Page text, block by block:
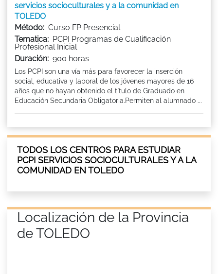
servicios socioculturales y a la comunidad en
TOLEDO
Método: Curso FP Presencial
Tematica: PCPI Programas de Cualificación
Profesional Inicial
Duración: 900 horas
Los PCPI son una vía más para favorecer la inserción
social, educativa y laboral de los jóvenes mayores de 16
años que no hayan obtenido el título de Graduado en
Educación Secundaria Obligatoria.Permiten al alumnado ...
TODOS LOS CENTROS PARA ESTUDIAR
PCPI SERVICIOS SOCIOCULTURALES Y A LA
COMUNIDAD EN TOLEDO
Localización de la Provincia
de TOLEDO